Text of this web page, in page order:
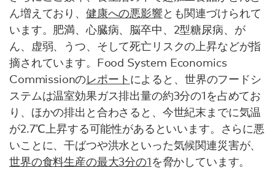
ん増えており、 健康への悪影響とも関連づけられて
います。肥満、心臓病、脳卒中、2型糖尿病、が
ん、虚弱、うつ、そして死亡リスクの上昇などが指
摘されています。Food System Economics
Commissionのレポート によると、世界のフードシ
ステムは温室効果ガス排出量の約3分の1を占めてお
り、ほかの排出と合わさると、今世紀末までに気温
が2.7℃上昇する可能性があるといいます。さらに悪
いことに、干ばつや洪水といった気候関連災害が、
世界の食料生産の最大3分の1を脅かしています。